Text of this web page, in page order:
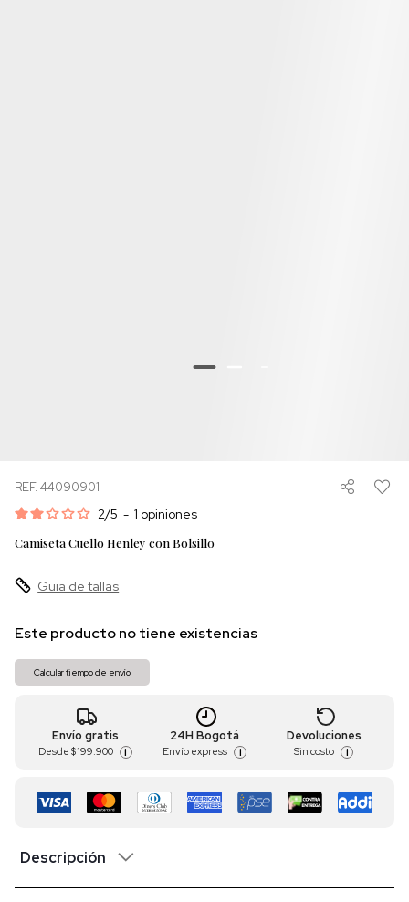
REF. 44090901
2/5 - 1 opiniones
Camiseta Cuello Henley con Bolsillo
Guia de tallas
Este producto no tiene existencias
Calcular tiempo de envío
Envío gratis
Desde $ 199.900 i
24H Bogotá
Envío express i
Devoluciones
Sin costo i
Descripción